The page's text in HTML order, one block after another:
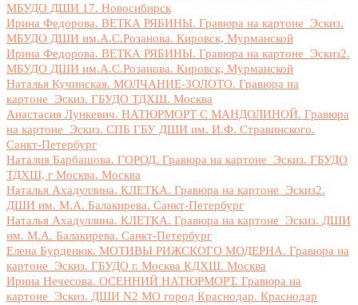
МБУДО ДШИ 17. Новосибирск
Ирина Федорова. ВЕТКА РЯБИНЫ. Гравюра на картоне_Эскиз.
МБУДО ДШИ им.А.С.Розанова. Кировск, Мурманской
Ирина Федорова. ВЕТКА РЯБИНЫ. Гравюра на картоне_Эскиз2.
МБУДО ДШИ им.А.С.Розанова. Кировск, Мурманской
Наталья Кучинская. МОЛЧАНИЕ-ЗОЛОТО. Гравюра на
картоне_Эскиз. ГБУДО ТДХШ. Москва
Анастасия Лункевич. НАТЮРМОРТ С МАНДОЛИНОЙ. Гравюра
на картоне_Эскиз. СПБ ГБУ ДШИ им. И.Ф. Стравинского.
Санкт-Петербург
Наталия Барбашова. ГОРОД. Гравюра на картоне_Эскиз. ГБУДО
ТДХШ, г Москва. Москва
Наталья Ахадуллина. КЛЕТКА. Гравюра на картоне_Эскиз2.
ДШИ им. М.А. Балакирева. Санкт-Петербург
Наталья Ахадуллина. КЛЕТКА. Гравюра на картоне_Эскиз. ДШИ
им. М.А. Балакирева. Санкт-Петербург
Елена Бурденюк. МОТИВЫ РИЖСКОГО МОДЕРНА. Гравюра на
картоне_Эскиз. ГБУДО г. Москва КДХШ. Москва
Ирина Нечесова. ОСЕННИЙ НАТЮРМОРТ. Гравюра на
картоне_Эскиз. ДШИ N2 МО город Краснодар. Краснодар